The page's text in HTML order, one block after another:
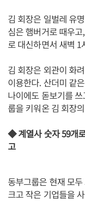
김 회장은 일벌레 유
심은 햄버거로 때우
로 대신하면서 새벽
김 회장은 외관이 화
이용한다. 산더미 같
나이에도 돋보기를
룹을 키워온 김 회장
◆ 계열사 숫자 59개
고
동부그룹은 현재 모
크고 작은 기업들을